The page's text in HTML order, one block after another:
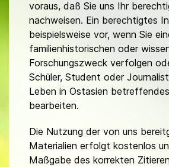
voraus, daß Sie uns Ihr
nachweisen. Ein berechtigtes
beispielsweise vor, wenn Sie
familienhistorischen oder
Forschungszweck verfolgen
Schüler, Student oder
Leben in Ostasien
bearbeiten.
Die Nutzung der von uns
Materialien erfolgt kostenlos
Maßgabe des korrekten